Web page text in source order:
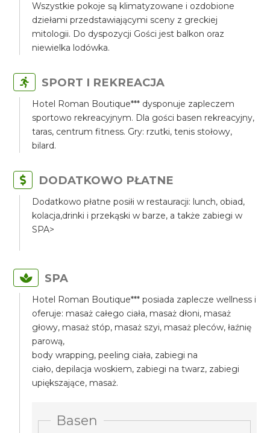
Wszystkie pokoje są klimatyzowane i ozdobione
dziełami przedstawiającymi sceny z greckiej
mitologii. Do dyspozycji Gości jest balkon oraz
niewielka lodówka.
SPORT I REKREACJA
Hotel Roman Boutique*** dysponuje zapleczem
sportowo rekreacyjnym. Dla gości basen rekreacyjny,
taras, centrum fitness. Gry: rzutki, tenis stołowy,
bilard.
DODATKOWO PŁATNE
Dodatkowo płatne posiłi w restauracji: lunch, obiad,
kolacja,drinki i przekąski w barze, a także zabiegi w
SPA>
SPA
Hotel Roman Boutique*** posiada zaplecze wellness i
oferuje: masaż całego ciała, masaż dłoni, masaż
głowy, masaż stóp, masaż szyi, masaż pleców, łaźnię
parową,
body wrapping, peeling ciała, zabiegi na
ciało, depilacja woskiem, zabiegi na twarz, zabiegi
upiększające, masaż.
Basen